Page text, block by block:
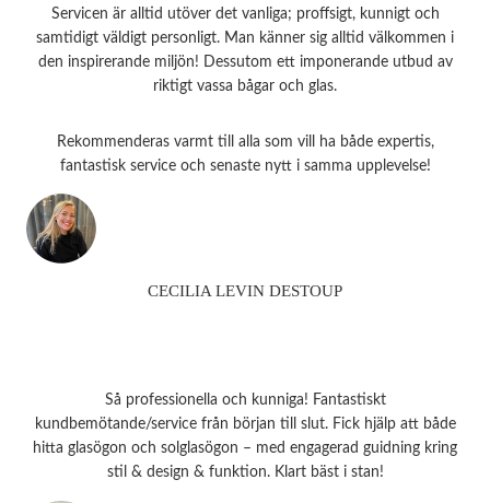
Servicen är alltid utöver det vanliga; proffsigt, kunnigt och
samtidigt väldigt personligt. Man känner sig alltid välkommen i
den inspirerande miljön! Dessutom ett imponerande utbud av
riktigt vassa bågar och glas.
Rekommenderas varmt till alla som vill ha både expertis,
fantastisk service och senaste nytt i samma upplevelse!
CECILIA LEVIN DESTOUP
Så professionella och kunniga! Fantastiskt
kundbemötande/service från början till slut. Fick hjälp att både
hitta glasögon och solglasögon – med engagerad guidning kring
stil & design & funktion. Klart bäst i stan!